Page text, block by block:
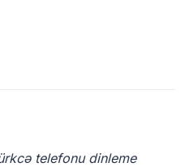
telefonu dinleme